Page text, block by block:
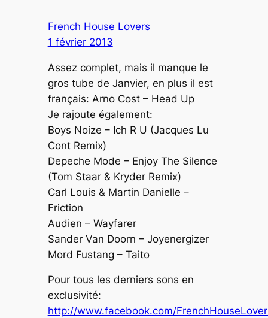
French House Lovers
1 février 2013
Assez complet, mais il manque le
gros tube de Janvier, en plus il est
français: Arno Cost – Head Up
Je rajoute également:
Boys Noize – Ich R U (Jacques Lu
Cont Remix)
Depeche Mode – Enjoy The Silence
(Tom Staar & Kryder Remix)
Carl Louis & Martin Danielle –
Friction
Audien – Wayfarer
Sander Van Doorn – Joyenergizer
Mord Fustang – Taito
Pour tous les derniers sons en
exclusivité:
http://www.facebook.com/